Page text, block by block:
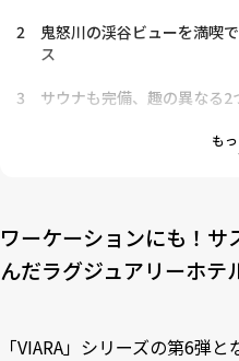
も
2
鬼怒川の渓谷ビューを満喫
ス
3
サウナも完備、趣の異なる2
目的に合わせて選べる、全
4-1-4
【シグネチャース
「地域」「食」をテーマに
ワーケーションにも！
んだラグジュアリーホテ
「VIARA」シリーズの第6弾